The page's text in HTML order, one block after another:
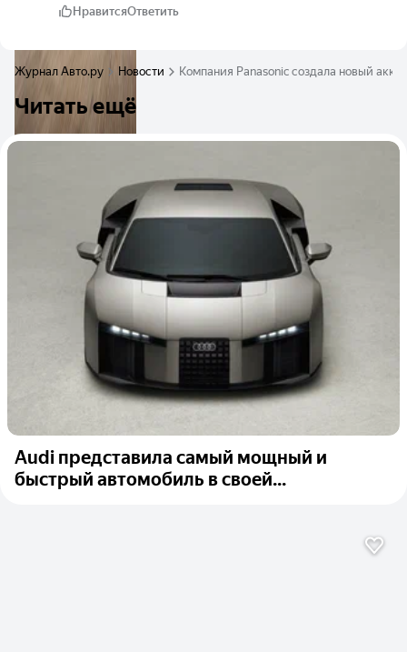
НравитсяОтветить
Журнал Авто.ру Новости Компания Panasonic создала новый
Читать ещё
Audi представила самый мощный и
быстрый автомобиль в своей...